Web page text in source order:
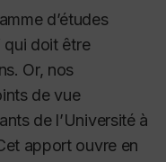
d’études
qui doit être
Or, nos
de vue
de l’Université à
apport ouvre en